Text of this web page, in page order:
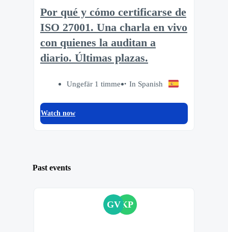
Por qué y cómo certificarse de
ISO 27001. Una charla en vivo
con quienes la auditan a
diario. Últimas plazas.
Ungefär 1 timme In Spanish
Watch now
Past events
GVKP